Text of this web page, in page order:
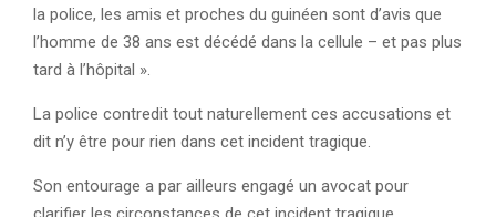
la police, les amis et proches du guinéen sont d’avis que
l’homme de 38 ans est décédé dans la cellule – et pas plus
tard à l’hôpital ».
La police contredit tout naturellement ces accusations et
dit n’y être pour rien dans cet incident tragique.
Son entourage a par ailleurs engagé un avocat pour